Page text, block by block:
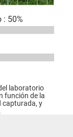
: 50%
laboratorio
función de la
capturada, y